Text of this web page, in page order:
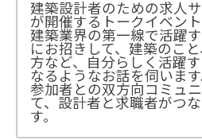
建築設計者のための求人サ
が開催するトークイベント
建築業界の第一線で活躍
にお招きして、建築のこ
方など、自分らしく活躍
なるようなお話を伺いま
参加者との双方向コミュ
て、設計者と求職者がつ
す。